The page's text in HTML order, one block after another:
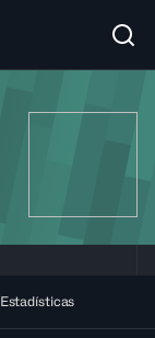
Estadísticas